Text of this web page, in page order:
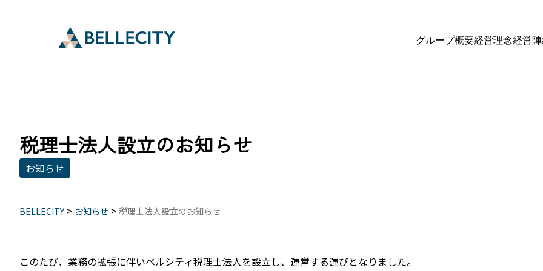
グループ概要経営理念経営
税理士法人設立のお知らせ
お知らせ
BELLECITY > お知らせ > 税理士法人設立のお知らせ
このたび、業務の拡張に伴いベルシティ税理士法人を設立し、運営する運びとなりました。